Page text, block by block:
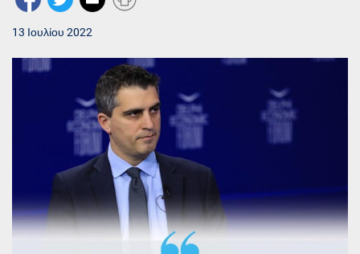
13 Ιουλίου 2022